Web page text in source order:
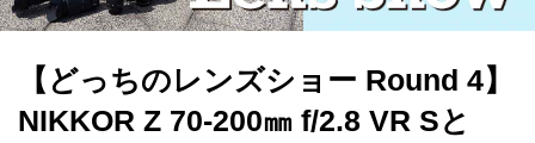
【どっちのレンズショー Round 4】
NIKKOR Z 70-200㎜ f/2.8 VR Sと